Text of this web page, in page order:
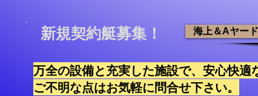
​新規契約艇募集！ 海上＆Aヤー
万全の設備と充実した施設で、安心快
​ご不明な点はお気軽に問合せ下さい。